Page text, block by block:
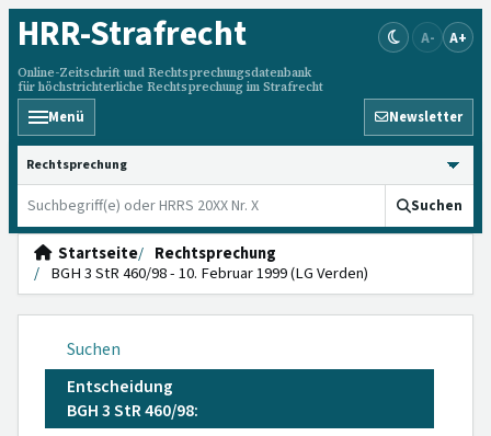
HRR-Strafrecht
Online-Zeitschrift und Rechtsprechungsdatenbank
für höchstrichterliche Rechtsprechung im Strafrecht
A- A+
Menü Newsletter
HRRS durchsuchen
Suchen
Startseite
Rechtsprechung
BGH 3 StR 460/98 - 10. Februar 1999 (LG Verden)
Suchen
Entscheidung
BGH 3 StR 460/98: